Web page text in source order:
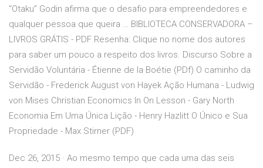
“Otaku” Godin afirma que o desafio para empreendedores e
qualquer pessoa que queira … BIBLIOTECA CONSERVADORA –
LIVROS GRÁTIS - PDF Resenha: Clique no nome dos autores
para saber um pouco a respeito dos livros. Discurso Sobre a
Servidão Voluntária - Étienne de la Boétie (PDf) O caminho da
Servidão - Frederick August von Hayek Ação Humana - Ludwig
von Mises Christian Economics In On Lesson - Gary North
Economia Em Uma Única Lição - Henry Hazlitt O Único e Sua
Propriedade - Max Stirner (PDF)
Dec 26, 2015 · Ao mesmo tempo que cada uma das seis